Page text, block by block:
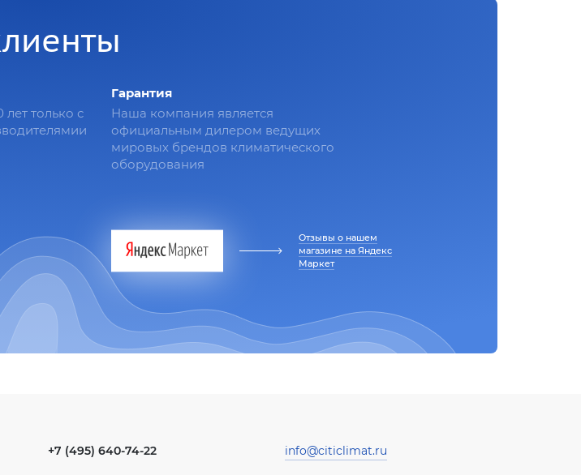
только с
Гарантия
Наша компания является
официальным дилером ведущих
мировых брендов климатического
оборудования
Отзывы о нашем
магазине на Яндекс
Маркет
+7 (495) 640-74-22 info@citiclimat.ru